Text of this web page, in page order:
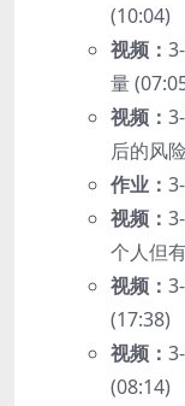
(10:04)
视频：
量
视频：
后的风
作业：
视频：
个人但
视频：
(17:38)
视频：
(08:14)